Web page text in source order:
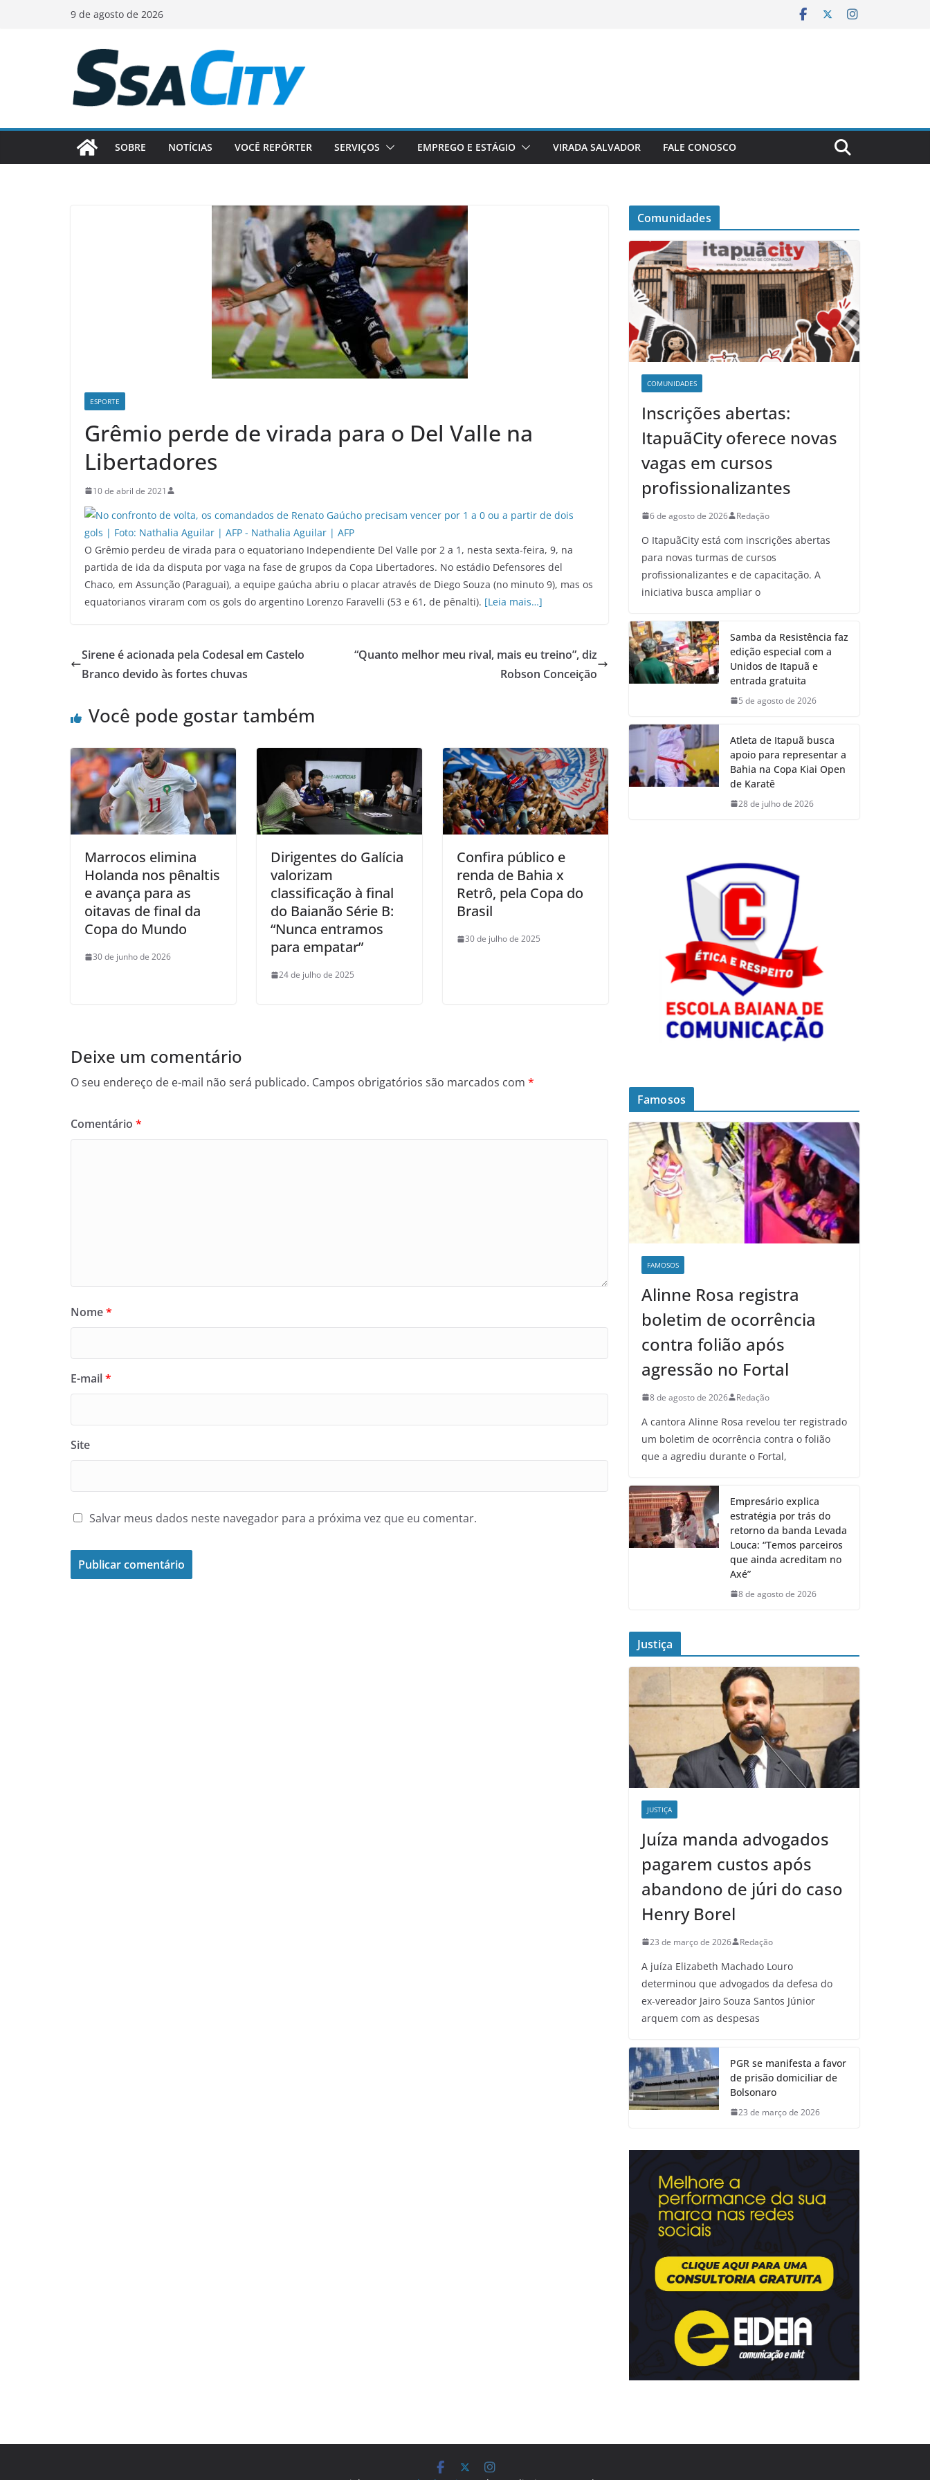
9 de agosto de 2026
SOBRE NOTÍCIAS VOCÊ REPÓRTER SERVIÇOS EMPREGO E ESTÁGIO VIRADA SALVADOR FALE CONOSCO
ESPORTE
Grêmio perde de virada para o Del Valle na
Libertadores
10 de abril de 2021
O Grêmio perdeu de virada para o equatoriano Independiente Del Valle por 2 a 1, nesta sexta-feira, 9, na
partida de ida da disputa por vaga na fase de grupos da Copa Libertadores. No estádio Defensores del
Chaco, em Assunção (Paraguai), a equipe gaúcha abriu o placar através de Diego Souza (no minuto 9), mas os
equatorianos viraram com os gols do argentino Lorenzo Faravelli (53 e 61, de pênalti). [Leia mais…]
Sirene é acionada pela Codesal em Castelo
Branco devido às fortes chuvas
“Quanto melhor meu rival, mais eu treino”, diz
Robson Conceição
Você pode gostar também
Marrocos elimina
Holanda nos pênaltis
e avança para as
oitavas de final da
Copa do Mundo
30 de junho de 2026
Dirigentes do Galícia
valorizam
classificação à final
do Baianão Série B:
“Nunca entramos
para empatar”
24 de julho de 2025
Confira público e
renda de Bahia x
Retrô, pela Copa do
Brasil
30 de julho de 2025
Deixe um comentário
O seu endereço de e-mail não será publicado. Campos obrigatórios são marcados com *
Comentário *
Nome*
E-mail*
Site
Salvar meus dados neste navegador para a próxima vez que eu comentar.
Comunidades
COMUNIDADES
Inscrições abertas:
ItapuãCity oferece novas
vagas em cursos
profissionalizantes
6 de agosto de 2026 Redação
O ItapuãCity está com inscrições abertas
para novas turmas de cursos
profissionalizantes e de capacitação. A
iniciativa busca ampliar o
Samba da Resistência faz
edição especial com a
Unidos de Itapuã e
entrada gratuita
5 de agosto de 2026
Atleta de Itapuã busca
apoio para representar a
Bahia na Copa Kiai Open
de Karatê
28 de julho de 2026
Famosos
FAMOSOS
Alinne Rosa registra
boletim de ocorrência
contra folião após
agressão no Fortal
8 de agosto de 2026 Redação
A cantora Alinne Rosa revelou ter registrado
um boletim de ocorrência contra o folião
que a agrediu durante o Fortal,
Empresário explica
estratégia por trás do
retorno da banda Levada
Louca: “Temos parceiros
que ainda acreditam no
Axé”
8 de agosto de 2026
Justiça
JUSTIÇA
Juíza manda advogados
pagarem custos após
abandono de júri do caso
Henry Borel
23 de março de 2026 Redação
A juíza Elizabeth Machado Louro
determinou que advogados da defesa do
ex-vereador Jairo Souza Santos Júnior
arquem com as despesas
PGR se manifesta a favor
de prisão domiciliar de
Bolsonaro
23 de março de 2026